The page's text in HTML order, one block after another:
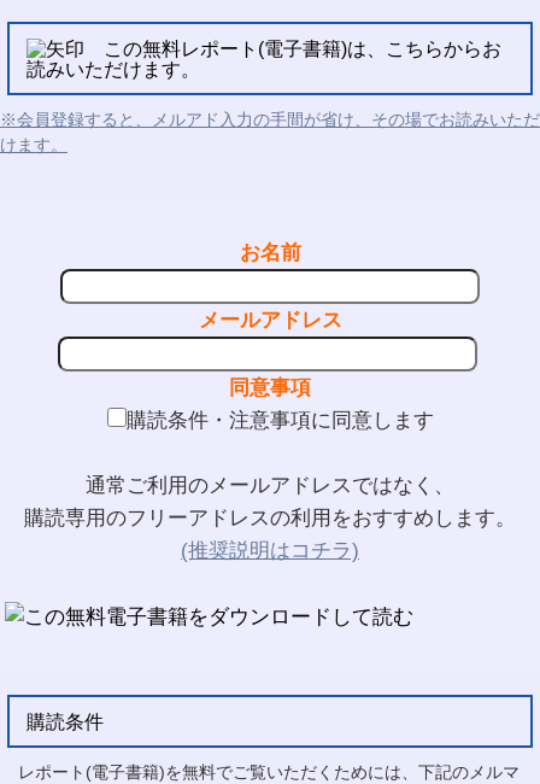
この無料レポート(電子書籍)は、こちらからお
読みいただけます。
※会員登録すると、メルアド入力の手間が省け、その場でお読みいただ
けます。
お名前
メールアドレス
同意事項
購読条件・注意事項に同意します
通常ご利用のメールアドレスではなく、
購読専用のフリーアドレスの利用をおすすめします。
(推奨説明はコチラ)
購読条件
レポート(電子書籍)を無料でご覧いただくためには、下記のメルマ